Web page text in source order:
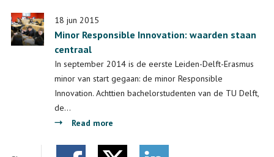
18 jun 2015
Minor Responsible Innovation: waarden staan
centraal
In september 2014 is de eerste Leiden-Delft-Erasmus
minor van start gegaan: de minor Responsible
Innovation. Achttien bachelorstudenten van de TU Delft,
de…
Read more
Responsible